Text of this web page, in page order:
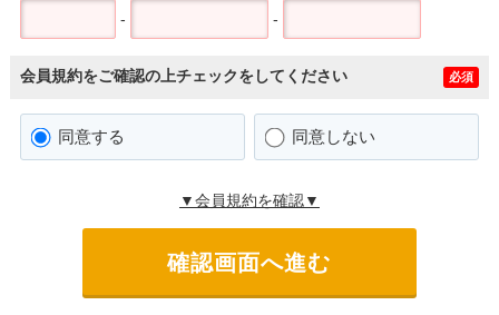
- -
会員規約をご確認の上チェックをしてください 必須
同意する 同意しない
▼会員規約を確認▼